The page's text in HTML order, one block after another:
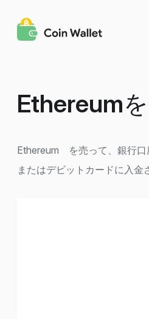
Ethereum
Ethereum を売って、銀行口
またはデビットカードに入金